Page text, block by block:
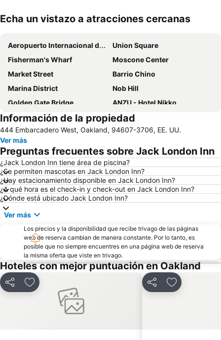
Echa un vistazo a atracciones cercanas
Aeropuerto Internacional de San Francisco
Union Square
Fisherman's Wharf
Moscone Center
Market Street
Barrio Chino
Marina District
Nob Hill
Golden Gate Bridge
ANZU - Hotel Nikko
Stanford Shopping Center
Plaza Jack London
Financial District
South of Market
Pacific Heights
Oracle Park
Port of San Francisco
North Beach
Japantown
Lower Haight
Cow Hollow
Mountain Lake Park
Información de la propiedad
444 Embarcadero West, Oakland, 94607-3706, EE. UU.
Ver más
Preguntas frecuentes sobre Jack London Inn
¿Jack London Inn tiene área de piscina?
¿Se permiten mascotas en Jack London Inn?
¿Hay estacionamiento disponible en Jack London Inn?
¿A qué hora es el check-in y check-out en Jack London Inn?
¿Dónde está ubicado Jack London Inn?
Ver más
Los precios y la disponibilidad que recibe trivago de las páginas
web de reserva cambian de manera constante. Por lo tanto, es
posible que no siempre encuentres en una página web de reserva
la misma oferta que viste en trivago.
Hoteles con mejor puntuación en Oakland
CompartirAgregar a favoritos CompartirAgregar a